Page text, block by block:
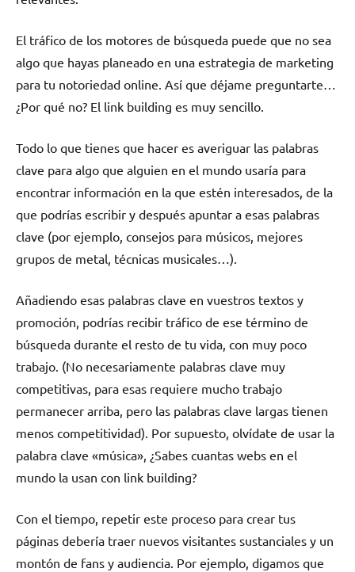
El tráfico de los motores de búsqueda puede que no sea
algo que hayas planeado en una estrategia de marketing
para tu notoriedad online. Así que déjame preguntarte…
¿Por qué no? El link building es muy sencillo.
Todo lo que tienes que hacer es averiguar las palabras
clave para algo que alguien en el mundo usaría para
encontrar información en la que estén interesados, de la
que podrías escribir y después apuntar a esas palabras
clave (por ejemplo, consejos para músicos, mejores
grupos de metal, técnicas musicales…).
Añadiendo esas palabras clave en vuestros textos y
promoción, podrías recibir tráfico de ese término de
búsqueda durante el resto de tu vida, con muy poco
trabajo. (No necesariamente palabras clave muy
competitivas, para esas requiere mucho trabajo
permanecer arriba, pero las palabras clave largas tienen
menos competitividad). Por supuesto, olvídate de usar la
palabra clave «música», ¿Sabes cuantas webs en el
mundo la usan con link building?
Con el tiempo, repetir este proceso para crear tus
páginas debería traer nuevos visitantes sustanciales y un
montón de fans y audiencia. Por ejemplo, digamos que